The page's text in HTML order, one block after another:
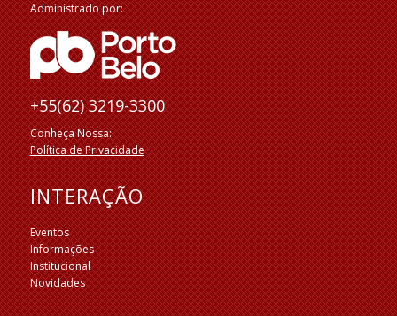
Administrado por:
+55(62) 3219-3300
Conheça Nossa:
Política de Privacidade
INTERAÇÃO
Eventos
Informações
Institucional
Novidades